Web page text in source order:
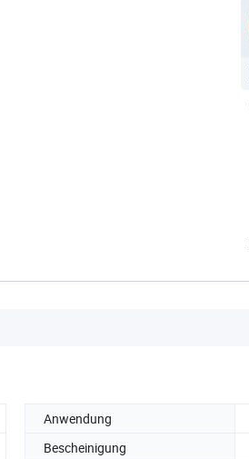
Anwendung
Bescheinigung